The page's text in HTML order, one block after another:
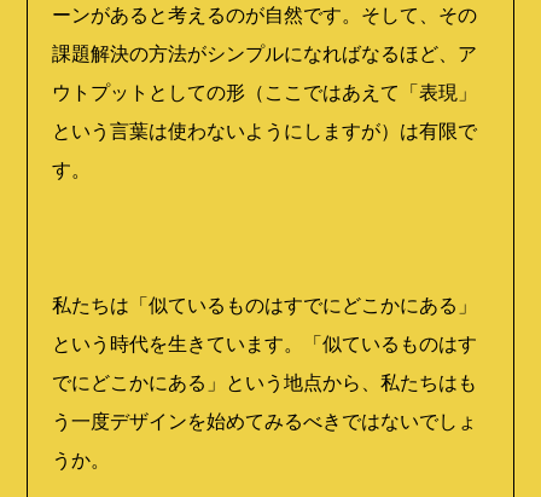
ーンがあると考えるのが自然です。そして、その
課題解決の方法がシンプルになればなるほど、ア
ウトプットとしての形（ここではあえて「表現」
という言葉は使わないようにしますが）は有限で
す。
私たちは「似ているものはすでにどこかにある」
という時代を生きています。「似ているものはす
でにどこかにある」という地点から、私たちはも
う一度デザインを始めてみるべきではないでしょ
うか。